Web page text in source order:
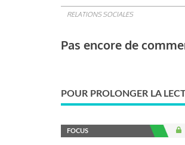
RELATIONS SOCIALES
Pas encore de
POUR PROLONGER LA
FOCUS